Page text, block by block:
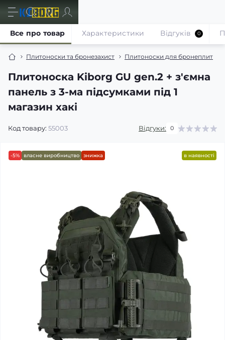
Плитоноски та бронезахист Плитоноски для бронеплит
Плитоноска Kiborg GU gen.2 + з'ємна
панель з 3-ма підсумками під 1
магазин хакі
Код товару: 55003 Відгуки: 0
Все про товар Характеристики Відгуків 0
-5% власне виробництво знижка в наявності